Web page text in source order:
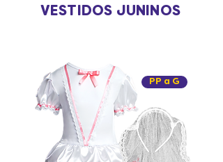
VESTIDOS JUNINOS
PP a G